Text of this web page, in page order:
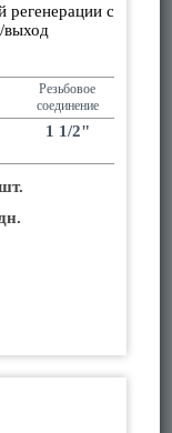
с
выход
Резьбовое
соединение
1 1/2"